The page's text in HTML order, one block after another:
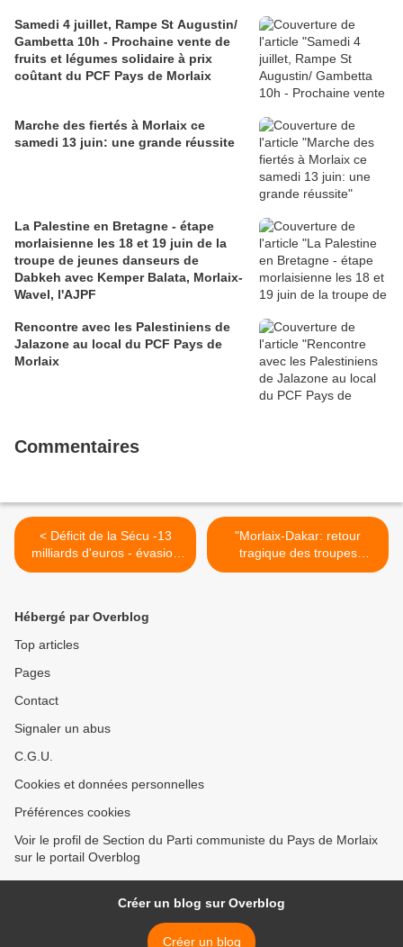
Samedi 4 juillet, Rampe St Augustin/
Gambetta 10h - Prochaine vente de
fruits et légumes solidaire à prix
coûtant du PCF Pays de Morlaix
Marche des fiertés à Morlaix ce
samedi 13 juin: une grande réussite
La Palestine en Bretagne - étape
morlaisienne les 18 et 19 juin de la
troupe de jeunes danseurs de
Dabkeh avec Kemper Balata, Morlaix-
Wavel, l'AJPF
Rencontre avec les Palestiniens de
Jalazone au local du PCF Pays de
Morlaix
Commentaires
< Déficit de la Sécu -13
milliards d'euros - évasion
fiscale - 80 milliards
"Morlaix-Dakar: retour
tragique des troupes
coloniales": au bar des
Hébergé par Overblog
Top articles
Pages
Contact
Signaler un abus
C.G.U.
Cookies et données personnelles
Préférences cookies
Voir le profil de Section du Parti communiste du Pays de Morlaix
sur le portail Overblog
Créer un blog sur Overblog
Créer un blog